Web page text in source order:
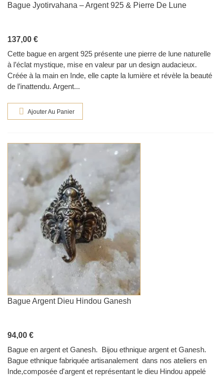
Bague Jyotirvahana – Argent 925 & Pierre De Lune
137,00 €
Cette bague en argent 925 présente une pierre de lune naturelle
à l’éclat mystique, mise en valeur par un design audacieux.
Créée à la main en Inde, elle capte la lumière et révèle la beauté
de l’inattendu. Argent...
Ajouter Au Panier
Bague Argent Dieu Hindou Ganesh
94,00 €
Bague en argent et Ganesh. Bijou ethnique argent et Ganesh.
Bague ethnique fabriquée artisanalement dans nos ateliers en
Inde,composée d'argent et représentant le dieu Hindou appelé